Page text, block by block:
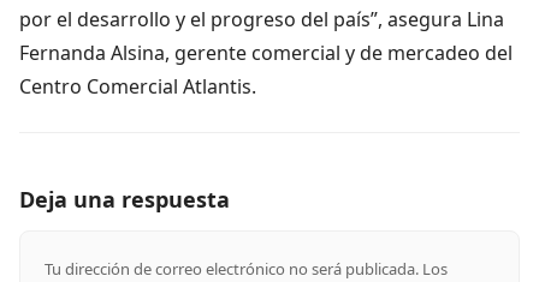
por el desarrollo y el progreso del país”, asegura Lina
Fernanda Alsina, gerente comercial y de mercadeo del
Centro Comercial Atlantis.
Deja una respuesta
Tu dirección de correo electrónico no será publicada. Los